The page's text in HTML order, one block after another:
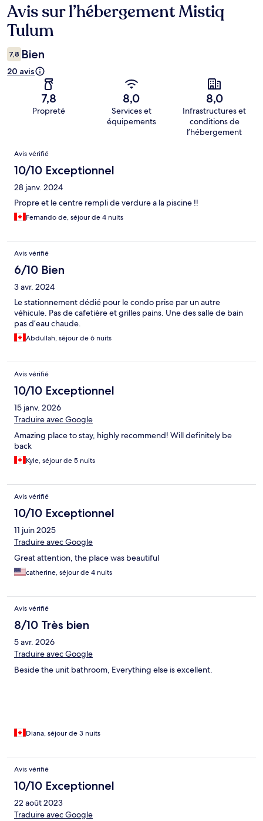
Avis
Avis sur l’hébergement Mistiq
Tulum
7,8 Bien
20 avis
7,8
Propreté
8,0
Services et
équipements
8,0
Infrastructures et
conditions de
l’hébergement
Avis
Avis vérifié
10/10 Exceptionnel
28 janv. 2024
Propre et le centre rempli de verdure a la piscine !!
Fernando de, séjour de 4 nuits
Avis vérifié
6/10 Bien
3 avr. 2024
Le stationnement dédié pour le condo prise par un autre
véhicule. Pas de cafetière et grilles pains. Une des salle de bain
pas d’eau chaude.
Abdullah, séjour de 6 nuits
Avis vérifié
10/10 Exceptionnel
15 janv. 2026
Traduire avec Google
Amazing place to stay, highly recommend! Will definitely be
back
Kyle, séjour de 5 nuits
Avis vérifié
10/10 Exceptionnel
11 juin 2025
Traduire avec Google
Great attention, the place was beautiful
catherine, séjour de 4 nuits
Avis vérifié
8/10 Très bien
5 avr. 2026
Traduire avec Google
Beside the unit bathroom, Everything else is excellent.
Diana, séjour de 3 nuits
Avis vérifié
10/10 Exceptionnel
22 août 2023
Traduire avec Google